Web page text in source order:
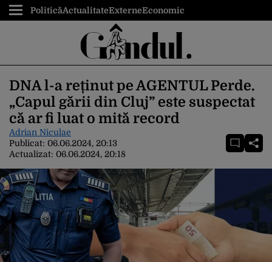
PoliticăActualitateExterneEconomic
DNA l-a reținut pe AGENTUL Perde.
„Capul gării din Cluj” este suspectat
că ar fi luat o mită record
Adrian Niculae
Publicat: 06.06.2024, 20:13
Actualizat: 06.06.2024, 20:18